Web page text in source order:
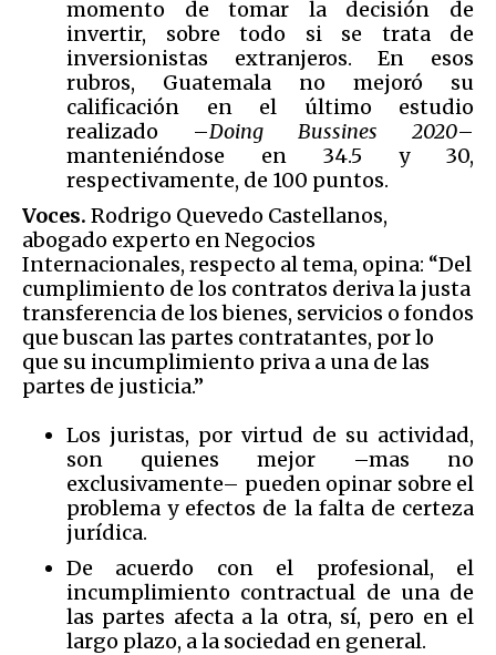
momento de tomar la decisión de
invertir, sobre todo si se trata de
inversionistas extranjeros. En esos
rubros, Guatemala no mejoró su
calificación en el último estudio
realizado –Doing Bussines 2020–
manteniéndose en 34.5 y 30,
respectivamente, de 100 puntos.
Voces. Rodrigo Quevedo Castellanos,
abogado experto en Negocios
Internacionales, respecto al tema, opina: “Del
cumplimiento de los contratos deriva la justa
transferencia de los bienes, servicios o fondos
que buscan las partes contratantes, por lo
que su incumplimiento priva a una de las
partes de justicia.”
Los juristas, por virtud de su actividad,
son quienes mejor –mas no
exclusivamente– pueden opinar sobre el
problema y efectos de la falta de certeza
jurídica.
De acuerdo con el profesional, el
incumplimiento contractual de una de
las partes afecta a la otra, sí, pero en el
largo plazo, a la sociedad en general.